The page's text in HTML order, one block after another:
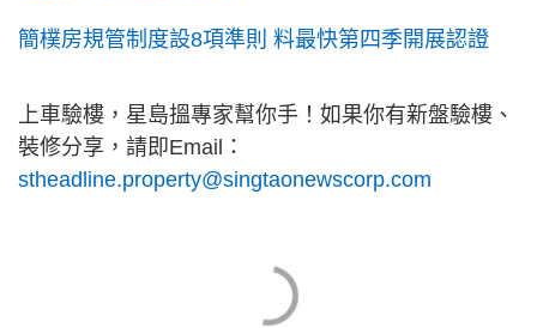
簡樸房規管制度設8項準則 料最快第四季開展認證
上車驗樓，星島搵專家幫你手！如果你有新盤驗樓、
裝修分享，請即Email：
stheadline.property@singtaonewscorp.com